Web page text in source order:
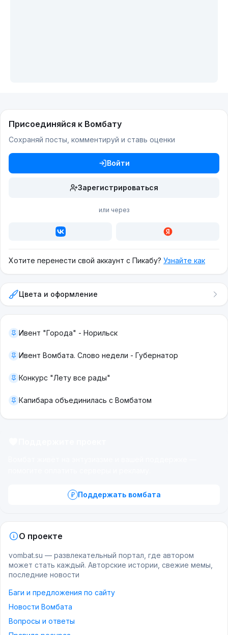
Присоединяйся к Вомбату
Сохраняй посты, комментируй и ставь оценки
Войти
Зарегистрироваться
или через
Хотите перенести свой аккаунт с Пикабу? Узнайте как
Цвета и оформление
Ивент "Города" - Норильск
Ивент Вомбата. Слово недели - Губернатор
Конкурс "Лету все рады"
Капибара объединилась с Вомбатом
Поддержать вомбата
О проекте
vombat.su — развлекательный портал, где автором
может стать каждый. Авторские истории, свежие мемы,
последние новости
Баги и предложения по сайту
Новости Вомбата
Вопросы и ответы